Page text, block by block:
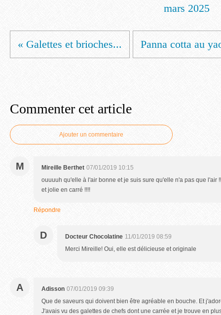
mars 2025
« Galettes et brioches... Panna cotta au
Commenter cet article
Ajouter un commentaire
M Mireille Berthet 07/01/2019 10:15
ouuuuh qu'elle à l'air bonne et je suis sure qu'elle n'a pas que l'air
et jolie en carré !!!!
Répondre
D Docteur Chocolatine 11/01/2019 08:59
Merci Mireille! Oui, elle est délicieuse et originale
A Adisson 07/01/2019 09:39
Que de saveurs qui doivent bien être agréable en bouche. Et
J'avais vu des galettes de chefs dont une carrée et je trouve en